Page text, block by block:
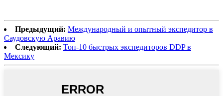
Предыдущий: Международный и опытный экспедитор в
Саудовскую Аравию
Следующий: Топ-10 быстрых экспедиторов DDP в
Мексику